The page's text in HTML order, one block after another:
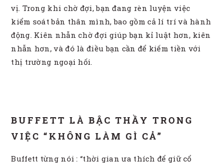
vị. Trong khi chờ đợi, bạn đang rèn luyện việc
kiểm soát bản thân mình, bao gồm cả lí trí và hành
động. Kiên nhẫn chờ đợi giúp bạn kỉ luật hơn, kiên
nhẫn hơn, và đó là điều bạn cần để kiếm tiền với
thị trường ngoại hối.
BUFFETT LÀ BẬC THẦY TRONG
VIỆC “KHÔNG LÀM GÌ CẢ”
Buffett từng nói : “thời gian ưa thích để giữ cổ